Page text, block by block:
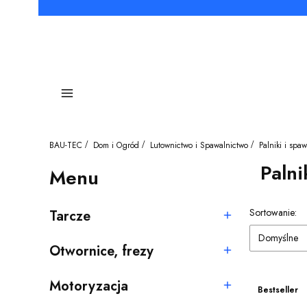
Menu
BAU-TEC Dom i Ogród Lutownictwo i Spawalnictwo Palniki i
Menu
Kategoria - Tarcze
Tarcze
Kategoria - Otwornice, frezy
Otwornice, frezy
Kategoria - Motoryzacja
Motoryzacja
Lista
Sortowanie:
Domyślne
Bestseller